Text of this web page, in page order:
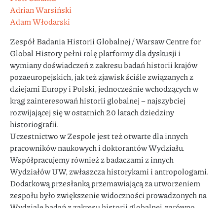
Adrian Warsiński
Adam Włodarski
Zespół Badania Historii Globalnej / Warsaw Centre for
Global History pełni rolę platformy dla dyskusji i
wymiany doświadczeń z zakresu badań historii krajów
pozaeuropejskich, jak też zjawisk ściśle związanych z
dziejami Europy i Polski, jednocześnie wchodzących w
krąg zainteresowań historii globalnej – najszybciej
rozwijającej się w ostatnich 20 latach dziedziny
historiografii.
Uczestnictwo w Zespole jest też otwarte dla innych
pracowników naukowych i doktorantów Wydziału.
Współpracujemy również z badaczami z innych
Wydziałów UW, zwłaszcza historykami i antropologami.
Dodatkową przesłanką przemawiającą za utworzeniem
zespołu było zwiększenie widoczności prowadzonych na